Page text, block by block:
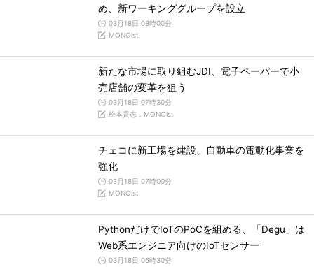
め、新ワーキンググループを設立
03月18日 08時00分
MONOist
新たな市場に取り組むJDI、電子ペーパーで小
売店舗の変革を狙う
03月18日 07時30分
松本貴志，MONOist
チェコに新工場を建設、自動車の電動化事業を
強化
03月18日 07時00分
MONOist
PythonだけでIoTのPoCを組める、「Degu」は
Web系エンジニア向けのIoTセンサー
03月18日 06時30分